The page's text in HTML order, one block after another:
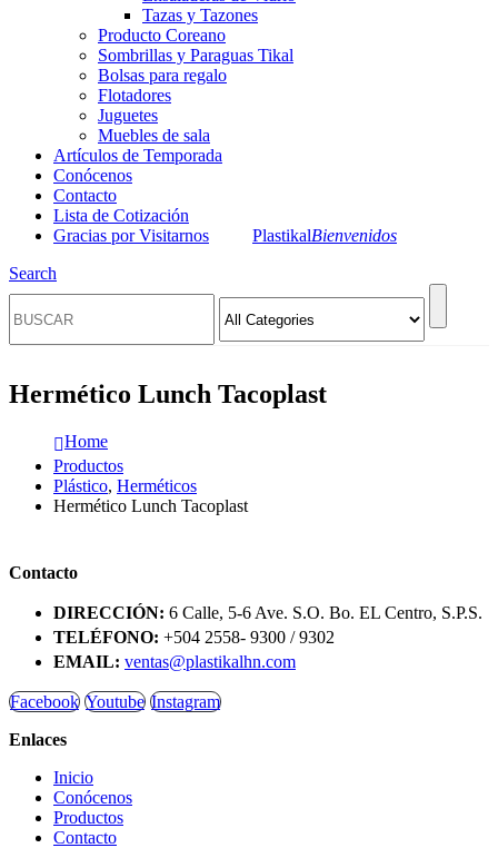
Tazas y Tazones
Producto Coreano
Sombrillas y Paraguas Tikal
Bolsas para regalo
Flotadores
Juguetes
Muebles de sala
Artículos de Temporada
Conócenos
Contacto
Lista de Cotización
Gracias por Visitarnos
PlastikalBienvenidos
Search
Hermético Lunch Tacoplast
Home
Productos
Plástico, Herméticos
Hermético Lunch Tacoplast
Contacto
DIRECCIÓN: 6 Calle, 5-6 Ave. S.O. Bo. EL Centro, S.P.S.
TELÉFONO: +504 2558- 9300 / 9302
EMAIL: ventas@plastikalhn.com
Facebook Youtube Instagram
Enlaces
Inicio
Conócenos
Productos
Contacto